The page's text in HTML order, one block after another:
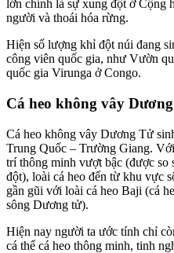
lớn chính là sự xung đột ở Cộng
người và thoái hóa rừng.
Hiện số lượng khỉ đột núi đang
công viên quốc gia, như Vườn
quốc gia Virunga ở Congo.
Cá heo không vây
Cá heo không vây Dương Tử
Trung Quốc – Trường Giang.
trí thông minh vượt bậc (được
đột), loài cá heo đến từ khu vực
gần gũi với loài cá heo Baji (cá
sông Dương tử).
Hiện nay người ta ước tính chỉ
cá thể cá heo thông minh, tinh